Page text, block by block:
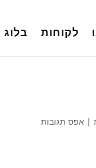
לקוחות בלוג
|אפס תגובות